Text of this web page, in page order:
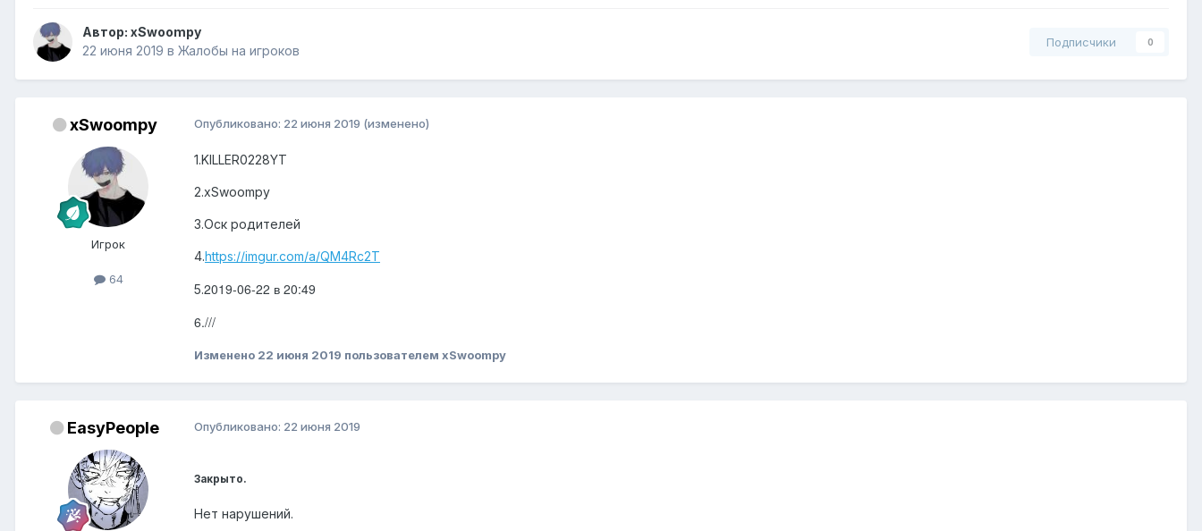
Автор: xSwoompy
22 июня 2019 в Жалобы на игроков
Подписчики 0
xSwoompy
Игрок
64
Опубликовано: 22 июня 2019 (изменено)
1.KILLER0228YT
2.xSwoompy
3.Оск родителей
4.https://imgur.com/a/QM4Rc2T
5.2019-06-22 в 20:49
6.///
Изменено 22 июня 2019 пользователем xSwoompy
EasyPeople Опубликовано: 22 июня 2019
Закрыто.
Нет нарушений.